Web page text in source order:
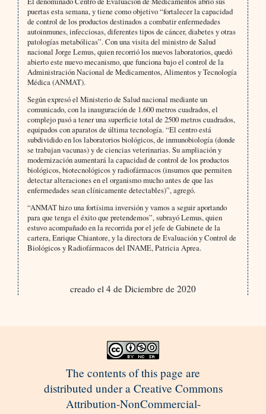
puertas esta semana, y tiene como objetivo “fortalecer la capacidad
de control de los productos destinados a combatir enfermedades
autoinmunes, infecciosas, diferentes tipos de cáncer, diabetes y otras
patologías metabólicas”. Con una visita del ministro de Salud
nacional Jorge Lemus, quien recorrió los nuevos laboratorios, quedó
abierto este nuevo mecanismo, que funciona bajo el control de la
Administración Nacional de Medicamentos, Alimentos y Tecnología
Médica (ANMAT).
Según expresó el Ministerio de Salud nacional mediante un
comunicado, con la inauguración de 1.600 metros cuadrados, el
complejo pasó a tener una superficie total de 2500 metros cuadrados,
equipados con aparatos de última tecnología. “El centro está
subdividido en los laboratorios biológicos, de inmunobiología (donde
se trabajan vacunas) y de ciencias veterinarias. Su ampliación y
modernización aumentará la capacidad de control de los productos
biológicos, biotecnológicos y radiofármacos (insumos que permiten
detectar alteraciones en el organismo mucho antes de que las
enfermedades sean clínicamente detectables)”, agregó.
“ANMAT hizo una fortísima inversión y vamos a seguir aportando
para que tenga el éxito que pretendemos”, subrayó Lemus, quien
estuvo acompañado en la recorrida por el jefe de Gabinete de la
cartera, Enrique Chiantore, y la directora de Evaluación y Control de
Biológicos y Radiofármacos del INAME, Patricia Aprea.
creado el 4 de Diciembre de 2020
The contents of this page are
distributed under a Creative Commons
Attribution-NonCommercial-